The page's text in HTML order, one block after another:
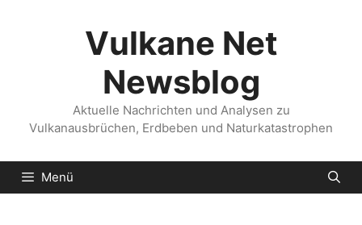
Vulkane Net
Newsblog
Aktuelle Nachrichten und Analysen zu
Vulkanausbrüchen, Erdbeben und Naturkatastrophen
Menü